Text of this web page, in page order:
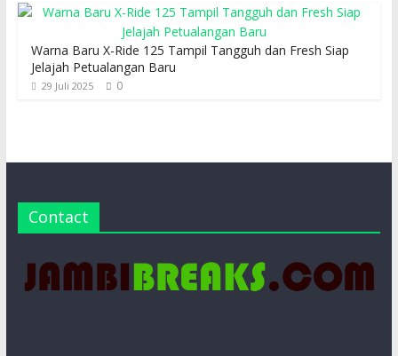
Warna Baru X-Ride 125 Tampil Tangguh dan Fresh Siap
Jelajah Petualangan Baru
29 Juli 2025 0
Contact